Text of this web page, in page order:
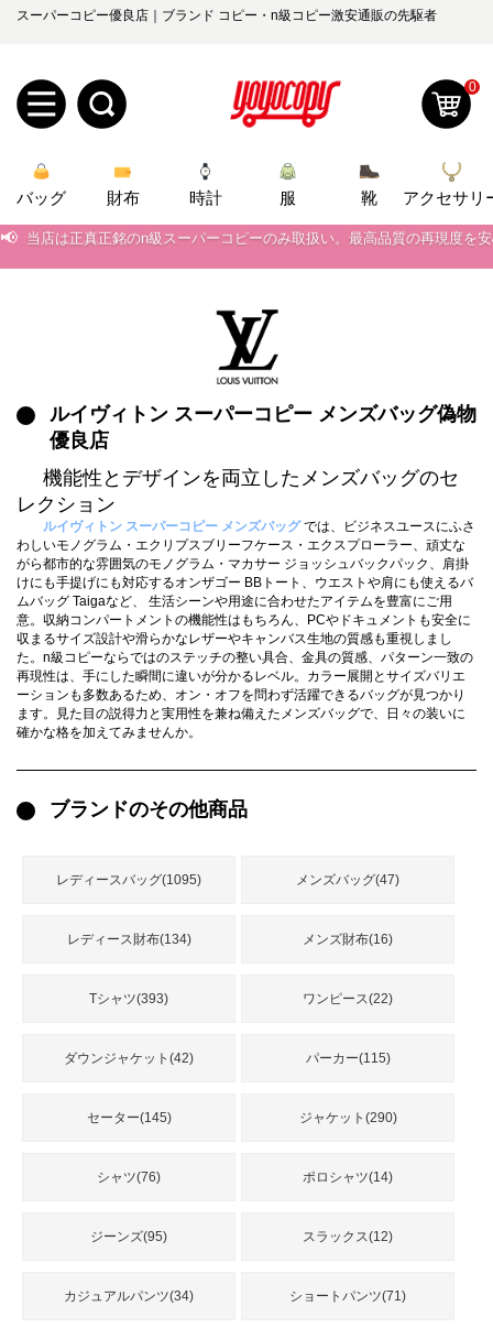
スーパーコピー優良店｜ブランド コピー・n級コピー激安通販の先駆者
規
ユ
録
ロ
グ
ー
ー
管
理
お
ら
せ
yoyocopys@gmail.com
2026人気特集
バッグ
財布
時計
服
ズボン
衣装セット
靴
住まい用品
アクセサリー
ベルト
スカーフ
アイフォーンケ
ース
小物
最
製
0
バッグ 財布 時計 服 靴
アクセサリ
📢 当店は正真正銘のn級スーパーコピーのみ取扱い。最高品質の再現度を
📢 2026春の新作続々更新中！期間中のご注文でお得な割引をご利用いただ
新作入荷！ルイ・ヴィトンスーパーコピー バッグ最新モデルが登場。
当店は正真正銘のn級スーパーコピーのみ取扱い。最高品質の再現度を
新作入荷！ルイ・ヴィトンスーパーコピー バッグ最新モデルが登場。
ルイヴィトン スーパーコピー メンズバッグ偽物
優良店
機能性とデザインを両立したメンズバッグのセ
レクション
ルイヴィトン スーパーコピー メンズバッグでは、ビジネスユースにふさ
わしいモノグラム・エクリプスブリーフケース・エクスプローラー、頑丈な
がら都市的な雰囲気のモノグラム・マカサー ジョッシュバックパック、肩掛
けにも手提げにも対応するオンザゴー BBトート、ウエストや肩にも使えるバ
ムバッグ Taigaなど、 生活シーンや用途に合わせたアイテムを豊富にご用
意。収納コンパートメントの機能性はもちろん、PCやドキュメントも安全に
収まるサイズ設計や滑らかなレザーやキャンバス生地の質感も重視しまし
た。n級コピーならではのステッチの整い具合、金具の質感、パターン一致の
再現性は、手にした瞬間に違いが分かるレベル。カラー展開とサイズバリエ
ーションも多数あるため、オン・オフを問わず活躍できるバッグが見つかり
ます。見た目の説得力と実用性を兼ね備えたメンズバッグで、日々の装いに
確かな格を加えてみませんか。
ブランドのその他商品
レディースバッグ(1095) メンズバッグ(47)
レディース財布(134) メンズ財布(16)
Tシャツ(393) ワンピース(22)
ダウンジャケット(42) パーカー(115)
セーター(145) ジャケット(290)
シャツ(76) ポロシャツ(14)
ジーンズ(95) スラックス(12)
カジュアルパンツ(34) ショートパンツ(71)